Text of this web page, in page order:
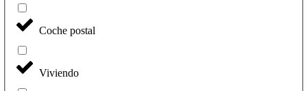
Coche postal
Viviendo